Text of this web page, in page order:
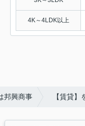
4K～4LDK以上
邦興商事 【賃貸